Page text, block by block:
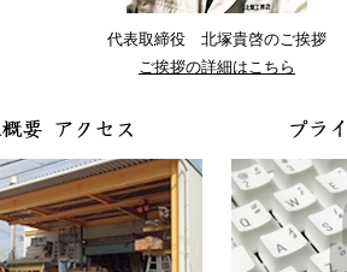
代表取締役 北塚貴啓のご挨拶
ご挨拶の詳細はこちら